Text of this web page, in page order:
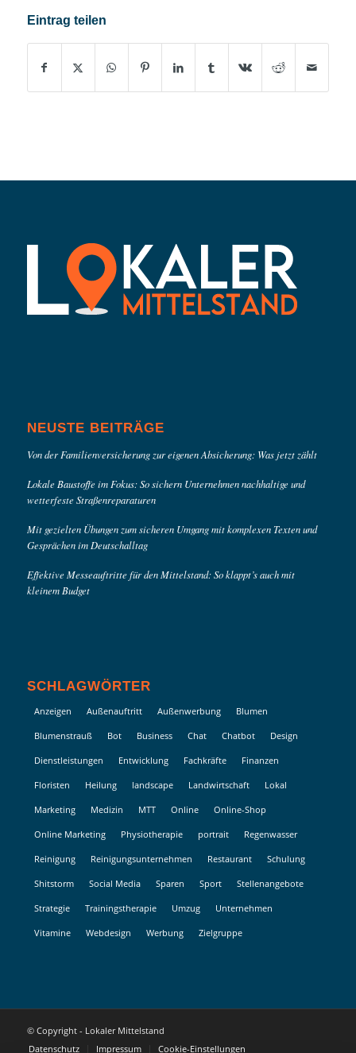
Eintrag teilen
NEUSTE BEITRÄGE
Von der Familienversicherung zur eigenen Absicherung: Was jetzt zählt
Lokale Baustoffe im Fokus: So sichern Unternehmen nachhaltige und
wetterfeste Straßenreparaturen
Mit gezielten Übungen zum sicheren Umgang mit komplexen Texten und
Gesprächen im Deutschalltag
Effektive Messeauftritte für den Mittelstand: So klappt’s auch mit
kleinem Budget
SCHLAGWÖRTER
Anzeigen Außenauftritt Außenwerbung Blumen
Blumenstrauß Bot Business Chat Chatbot Design
Dienstleistungen Entwicklung Fachkräfte Finanzen
Floristen Heilung landscape Landwirtschaft Lokal
Marketing Medizin MTT Online Online-Shop
Online Marketing Physiotherapie portrait Regenwasser
Reinigung Reinigungsunternehmen Restaurant Schulung
Shitstorm Social Media Sparen Sport Stellenangebote
Strategie Trainingstherapie Umzug Unternehmen
Vitamine Webdesign Werbung Zielgruppe
© Copyright - Lokaler Mittelstand
Datenschutz
Impressum Cookie-Einstellungen